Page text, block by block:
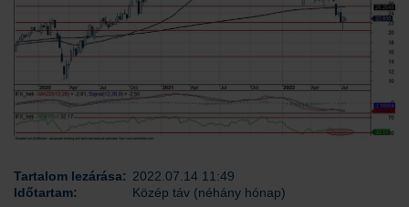
Tartalom lezárása: 2022.07.14 11:49
Időtartam:
Közép táv (néhány hónap)